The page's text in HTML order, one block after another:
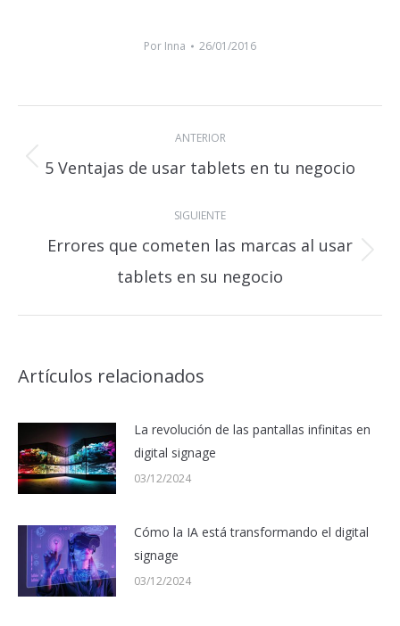
Por Inna 26/01/2016
entre
publicaciones
ANTERIOR
Publicación
5 Ventajas de usar tablets en tu negocio
SIGUIENTE
siguiente:
Errores que cometen las marcas al usar
tablets en su negocio
Artículos relacionados
La revolución de las pantallas infinitas en
digital signage
03/12/2024
Cómo la IA está transformando el digital
signage
03/12/2024